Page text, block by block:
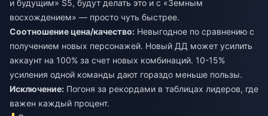
и будущим» S5, будут делать это и с «Земным
восхождением» — просто чуть быстрее.
Соотношение цена/качество: Невыгодное по сравнению с
получением новых персонажей. Новый ДД может усилить
аккаунт на 100% за счет новых комбинаций. 10-15%
усиления одной команды дают гораздо меньше пользы.
Исключение: Погоня за рекордами в таблицах лидеров, где
важен каждый процент.